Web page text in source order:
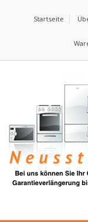
Startseite